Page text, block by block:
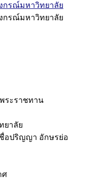
กรณ์มหาวิทยาลัย
กรณ์มหาวิทยาลัย
ระราชทาน
ยาลัย
ชื่อปริญญา อักษรย่อ
ศ